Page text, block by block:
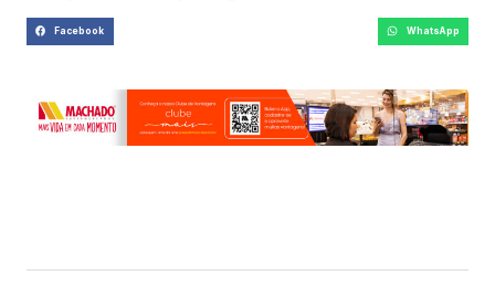
Facebook WhatsApp